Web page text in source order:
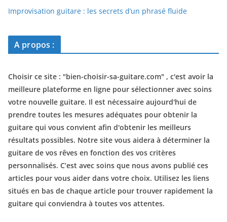
Improvisation guitare : les secrets d’un phrasé fluide
A propos :
Choisir ce site : "bien-choisir-sa-guitare.com" , c'est avoir la
meilleure plateforme en ligne pour sélectionner avec soins
votre nouvelle guitare. Il est nécessaire aujourd'hui de
prendre toutes les mesures adéquates pour obtenir la
guitare qui vous convient afin d'obtenir les meilleurs
résultats possibles. Notre site vous aidera à déterminer la
guitare de vos rêves en fonction des vos critères
personnalisés. C’est avec soins que nous avons publié ces
articles pour vous aider dans votre choix. Utilisez les liens
situés en bas de chaque article pour trouver rapidement la
guitare qui conviendra à toutes vos attentes.